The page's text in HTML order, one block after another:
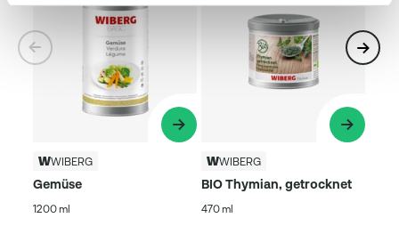
WIBERG
Gemüse
1200 ml
WIBERG
BIO Thymian, getrocknet
470 ml